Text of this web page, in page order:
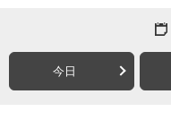
今日